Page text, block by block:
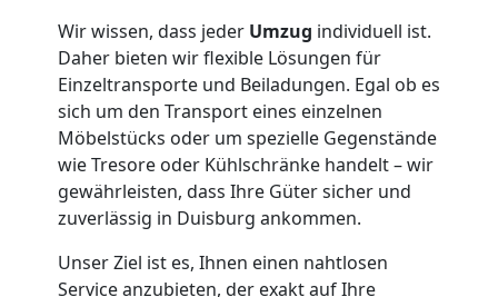
Wir wissen, dass jeder Umzug individuell ist.
Daher bieten wir flexible Lösungen für
Einzeltransporte und Beiladungen. Egal ob es
sich um den Transport eines einzelnen
Möbelstücks oder um spezielle Gegenstände
wie Tresore oder Kühlschränke handelt – wir
gewährleisten, dass Ihre Güter sicher und
zuverlässig in Duisburg ankommen.
Unser Ziel ist es, Ihnen einen nahtlosen
Service anzubieten, der exakt auf Ihre
Umzug
Wolfsberg
Qualitäts-
Umzüge